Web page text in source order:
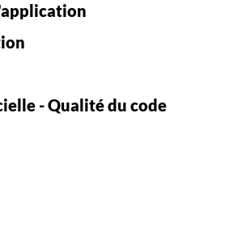
- Qualité du code